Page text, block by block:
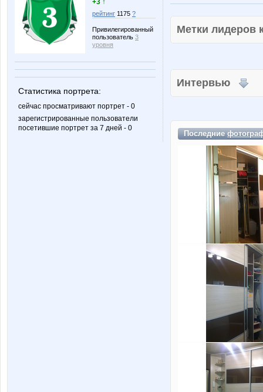
+3 ↑
рейтинг 1175 ?
Привилегированный
пользователь 3
уровня
Статистика портрета:
сейчас просматривают портрет - 0
зарегистрированные пользователи
посетившие портрет за 7 дней - 0
Метки
Интервью
Последние